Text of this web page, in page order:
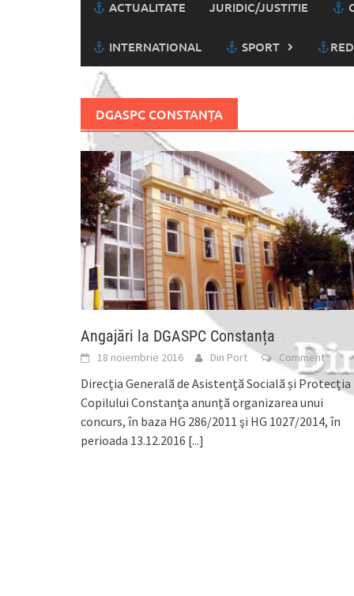
ACTUALITATE JURIDIC/JUSTITIE
INTERNATIONAL SPORT
DGASPC CONSTANȚA
Angajări la DGASPC Constanța
18 noiembrie 2016 Din Port Comment
Direcția Generală de Asistență Socială și Protecția
Copilului Constanța anunţă organizarea unui
concurs, în baza HG 286/2011 şi HG 1027/2014, în
perioada 13.12.2016 [...]